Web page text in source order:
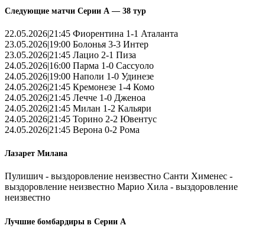
Следующие матчи Серии А — 38 тур
22.05.2026|21:45 Фиорентина 1-1 Аталанта
23.05.2026|19:00 Болонья 3-3 Интер
23.05.2026|21:45 Лацио 2-1 Пиза
24.05.2026|16:00 Парма 1-0 Сассуоло
24.05.2026|19:00 Наполи 1-0 Удинезе
24.05.2026|21:45 Кремонезе 1-4 Комо
24.05.2026|21:45 Лечче 1-0 Дженоа
24.05.2026|21:45 Милан 1-2 Кальяри
24.05.2026|21:45 Торино 2-2 Ювентус
24.05.2026|21:45 Верона 0-2 Рома
Лазарет Милана
Пулишич - выздоровление неизвестно Санти Хименес -
выздоровление неизвестно Марио Хила - выздоровление
неизвестно
Лучшие бомбардиры в Серии А